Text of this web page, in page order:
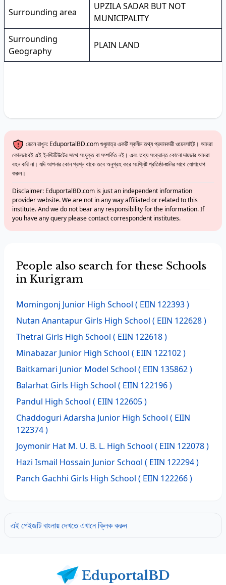
Surrounding area
UPZILA SADAR BUT NOT
MUNICIPALITY
Surrounding
Geography
PLAIN LAND
জেনে রাখুন: EduportalBD.com শুধুমাত্র একটি স্বাধীন তথ্য প্রদানকারী ওয়েবসাইট। আমরা
কোনভাবেই এই ইনস্টিটিউটের সাথে সংযুক্ত বা সম্পর্কিত নই। এবং তথ্য সংক্রান্ত কোনো দায়ভার আমরা
বহন করি না। যদি আপনার কোন প্রশ্ন থাকে তবে অনুগ্রহ করে সংশ্লিষ্ট প্রতিষ্ঠানগুলির সাথে যোগাযোগ
করুন।
Disclaimer: EduportalBD.com is just an independent information
provider website. We are not in any way affiliated or related to this
institute. And we do not bear any responsibility for the information. If
you have any query please contact correspondent institutes.
People also search for these Schools
in Kurigram
Momingonj Junior High School ( EIIN 122393 )
Nutan Anantapur Girls High School ( EIIN 122628 )
Thetrai Girls High School ( EIIN 122618 )
Minabazar Junior High School ( EIIN 122102 )
Baitkamari Junior Model School ( EIIN 135862 )
Balarhat Girls High School ( EIIN 122196 )
Pandul High School ( EIIN 122605 )
Chaddoguri Adarsha Junior High School ( EIIN
122374 )
Joymonir Hat M. U. B. L. High School ( EIIN 122078 )
Hazi Ismail Hossain Junior School ( EIIN 122294 )
Panch Gachhi Girls High School ( EIIN 122266 )
এই পেইজটি বাংলায় দেখতে এখানে ক্লিক করুন